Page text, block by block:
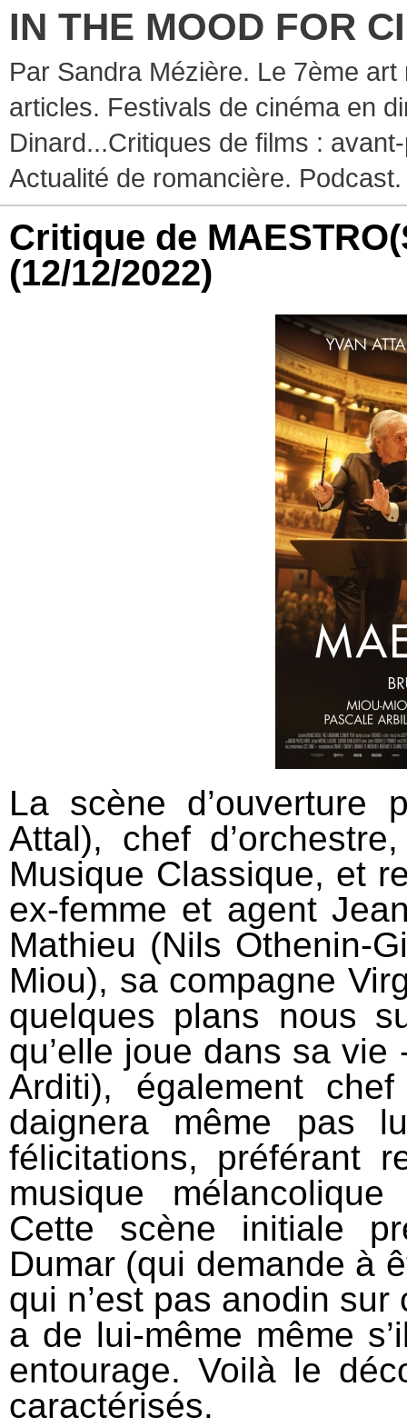
IN THE MOOD FOR
Par Sandra Mézière. Le 7ème
articles. Festivals de cinéma en
Dinard...Critiques de films :
Actualité de romancière. Podcast.
Critique de
(12/12/2022)
La scène d’ouverture
Attal), chef
Musique Classique, et
ex-femme et agent
Mathieu (Nils Othenin-
Miou), sa compagne
quelques plans nous
qu’elle joue dans sa
Arditi), également
daignera même pas
félicitations, préférant
musique
Cette scène initiale
Dumar (qui demande à
qui n’est pas anodin sur
a de lui-même même
entourage. Voilà le
caractérisés.